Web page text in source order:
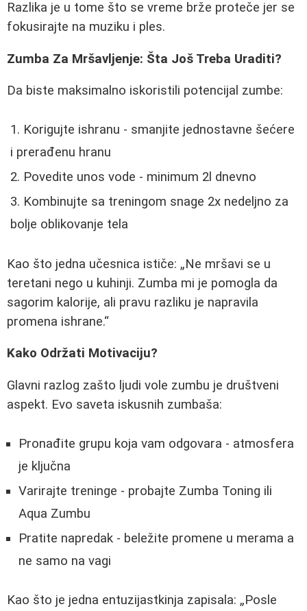
Razlika je u tome što se vreme brže proteče jer se
fokusirajte na muziku i ples.
Zumba Za Mršavljenje: Šta Još Treba Uraditi?
Da biste maksimalno iskoristili potencijal zumbe:
Korigujte ishranu - smanjite jednostavne šećere
i prerađenu hranu
Povedite unos vode - minimum 2l dnevno
Kombinujte sa treningom snage 2x nedeljno za
bolje oblikovanje tela
Kao što jedna učesnica ističe:
Ne mršavi se u
teretani nego u kuhinji. Zumba mi je pomogla da
sagorim kalorije, ali pravu razliku je napravila
promena ishrane.
Kako Održati Motivaciju?
Glavni razlog zašto ljudi vole zumbu je društveni
aspekt. Evo saveta iskusnih zumbaša:
Pronađite grupu koja vam odgovara - atmosfera
je ključna
Varirajte treninge - probajte Zumba Toning ili
Aqua Zumbu
Pratite napredak - beležite promene u merama a
ne samo na vagi
Kao što je jedna entuzijastkinja zapisala:
Posle